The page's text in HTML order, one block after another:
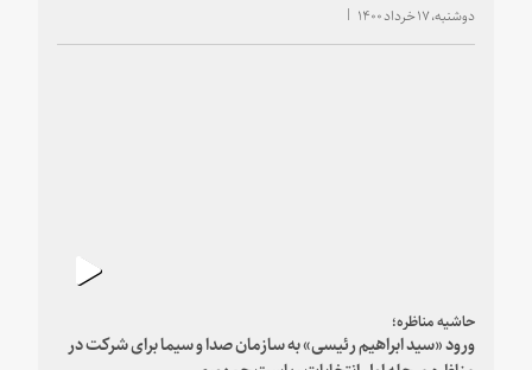
دوشنبه، ۱۷ خرداد ۱۴۰۰
حاشیه مناظره؛
ورود «سید ابراهیم رئیسی» به سازمان صدا و سیما برای شرکت در